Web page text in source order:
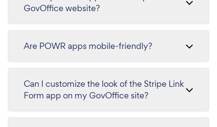
GovOffice website?
Are POWR apps mobile-friendly?
Can I customize the look of the Stripe Link
Form app on my GovOffice site?